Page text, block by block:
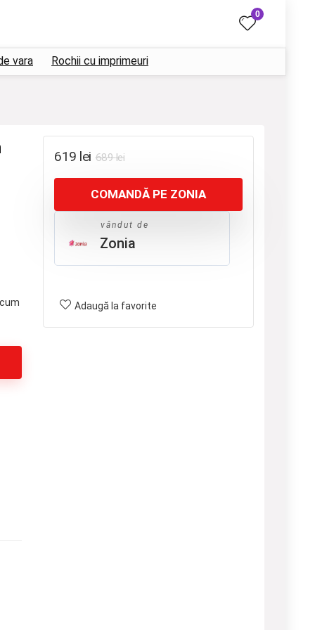
0
vara Rochii cu imprimeuri
689leiPrețul
inițial
a
fost:
689 lei.
619 lei
Prețul
curent
este:
619 lei.
COMANDĂ PE ZONIA
vândut de
Zonia
Adaugă la favorite